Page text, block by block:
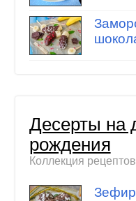
Десерты на
рождения
Коллекция рецептов